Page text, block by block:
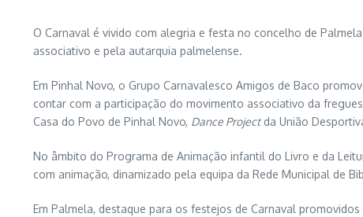
O Carnaval é vivido com alegria e festa no concelho de
associativo e pela autarquia palmelense.
Em Pinhal Novo, o Grupo Carnavalesco Amigos de Baco
contar com a participação do movimento associativo da
Casa do Povo de Pinhal Novo, Dance Projectda União
No âmbito do Programa de Animação infantil do Livro e da
com animação, dinamizado pela equipa da Rede Municipal de
Em Palmela, destaque para os festejos de Carnaval